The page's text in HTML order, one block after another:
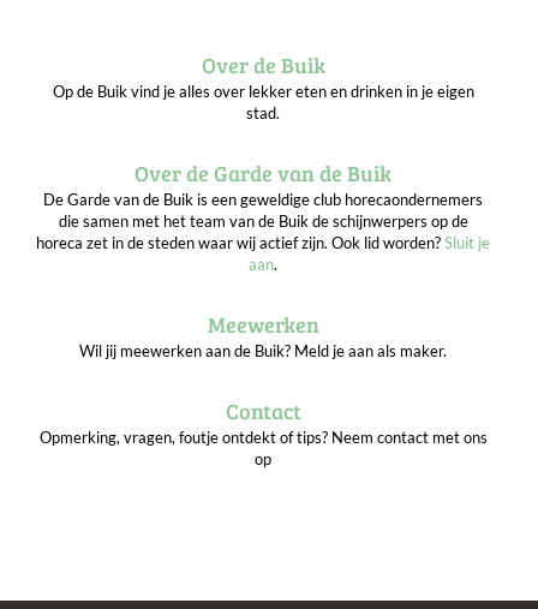
Over de Buik
Op de Buik vind je alles over lekker eten en drinken in je eigen
stad.
Over de Garde van de Buik
De Garde van de Buik is een geweldige club horecaondernemers
die samen met het team van de Buik de schijnwerpers op de
horeca zet in de steden waar wij actief zijn. Ook lid worden?Sluit je
aan.
Meewerken
Wil jij meewerken aan de Buik? Meld je aan als maker.
Contact
Opmerking, vragen, foutje ontdekt of tips? Neem contact met ons
op